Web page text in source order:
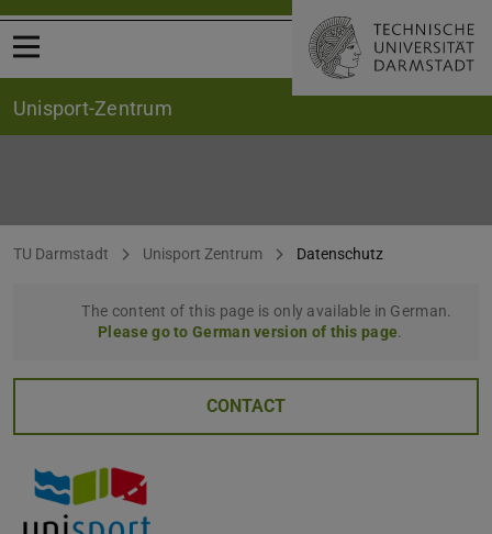
Open menu
Unisport-Zentrum
You are here:
TU Darmstadt Unisport Zentrum Datenschutz
The content of this page is only available in German.
Please go to German version of this page.
CONTACT